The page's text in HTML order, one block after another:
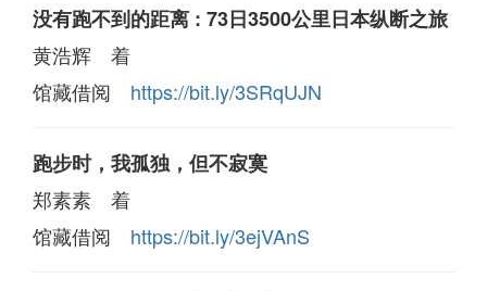
没有跑不到的距离 : 73日3500公里日本纵断之旅
黄浩辉 着
馆藏借阅 https://bit.ly/3SRqUJN
跑步时，我孤独，但不寂寞
郑素素 着
馆藏借阅 https://bit.ly/3ejVAnS